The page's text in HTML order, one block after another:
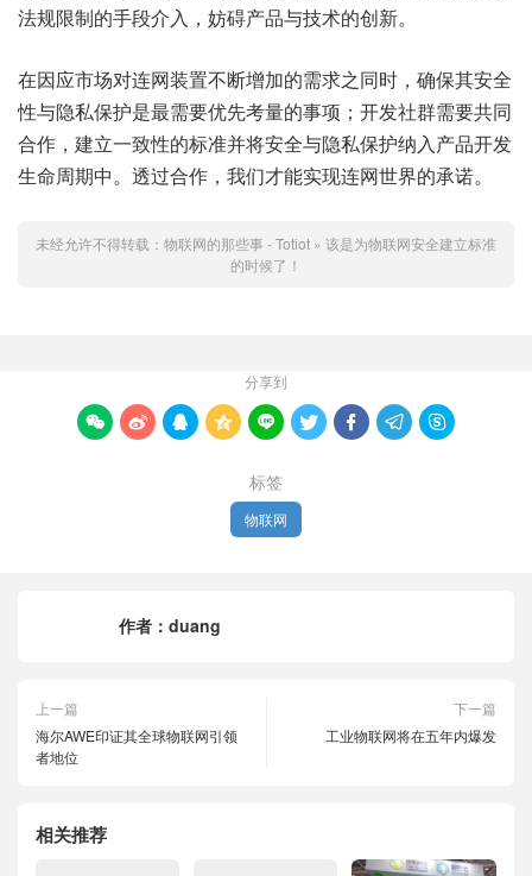
法规限制的手段介入，妨碍产品与技术的创新。
在因应市场对连网装置不断增加的需求之同时，确保其安全
性与隐私保护是最需要优先考量的事项；开发社群需要共同
合作，建立一致性的标准并将安全与隐私保护纳入产品开发
生命周期中。透过合作，我们才能实现连网世界的承诺。
未经允许不得转载： 物联网的那些事 - Totiot » 该是为物联网安全建立标准
的时候了！
分享到
        
标签
物联网
作者： duang
上一篇
海尔AWE印证其全球物联网引领
者地位
下一篇
工业物联网将在五年内爆发
相关推荐